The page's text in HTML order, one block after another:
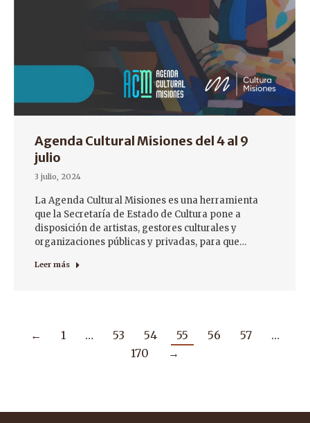
Agenda Cultural Misiones del 4 al 9
julio
3 julio, 2024
La Agenda Cultural Misiones es una herramienta
que la Secretaría de Estado de Cultura pone a
disposición de artistas, gestores culturales y
organizaciones públicas y privadas, para que…
Leer más
← 1 … 53 54 55 56 57
…
170
→